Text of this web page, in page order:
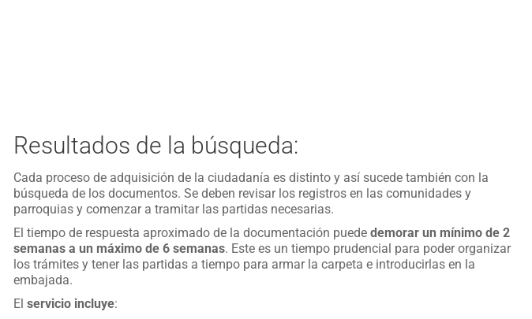
Resultados de la búsqueda:
Cada proceso de adquisición de la ciudadanía es distinto y así sucede también con la
búsqueda de los documentos. Se deben revisar los registros en las comunidades y
parroquias y comenzar a tramitar las partidas necesarias.
El tiempo de respuesta aproximado de la documentación puede demorar un mínimo de 2
semanas a un máximo de 6 semanas. Este es un tiempo prudencial para poder organizar
los trámites y tener las partidas a tiempo para armar la carpeta e introducirlas en la
embajada.
El servicio incluye: